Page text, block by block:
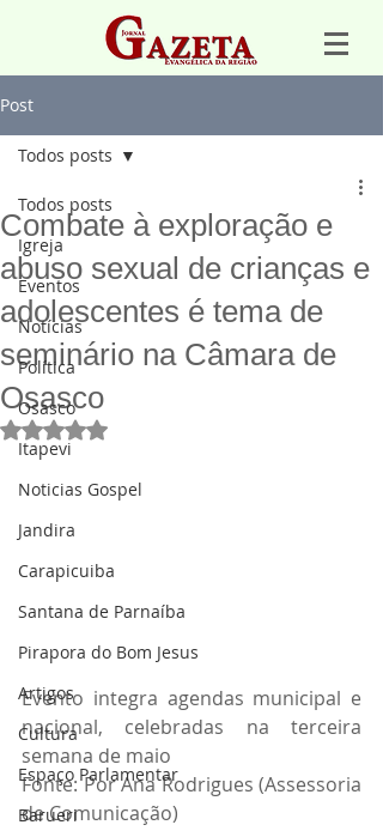
Post
Todos posts
Igreja
Eventos
Notícias
Política
Osasco
Itapevi
Noticias Gospel
Jandira
Carapicuiba
Santana de Parnaíba
Pirapora do Bom Jesus
Artigos
Cultura
Espaço Parlamentar
Barueri
Todos posts
Combate à exploração e
abuso sexual de crianças e
adolescentes é tema de
seminário na Câmara de
Osasco
Avaliado com NaN de 5 estrelas.
Evento integra agendas municipal e
nacional, celebradas na terceira
semana de maio
Fonte: Por Ana Rodrigues (Assessoria
de Comunicação)